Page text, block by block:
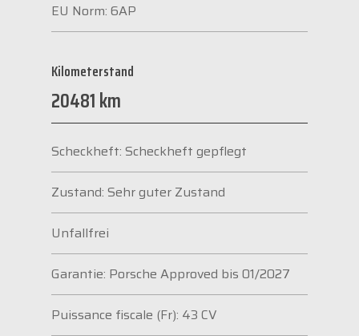
EU Norm: 6AP
Kilometerstand
20481 km
Scheckheft: Scheckheft gepflegt
Zustand: Sehr guter Zustand
Unfallfrei
Garantie: Porsche Approved bis 01/2027
Puissance fiscale (Fr): 43 CV